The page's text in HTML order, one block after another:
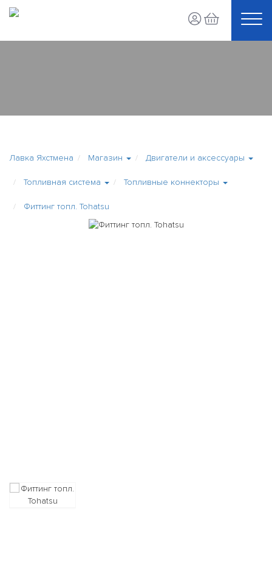
Лавка Яхстмена Магазин Двигатели и аксессуары
Топливная система Топливные коннекторы
Фиттинг топл. Tohatsu